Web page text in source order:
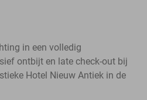
in een volledig
ontbijt en late check-out bij
Hotel Nieuw Antiek in de